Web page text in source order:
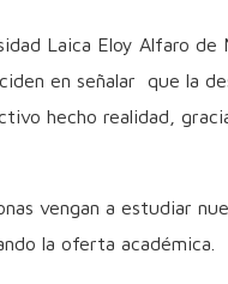
Laica Eloy Alfaro de
en señalar que la
hecho realidad,
vengan a estudiar
la oferta académica.